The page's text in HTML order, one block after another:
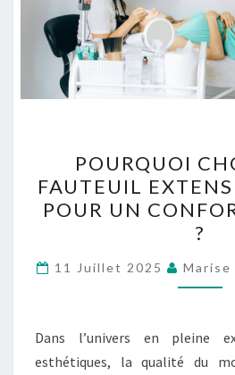
O
U
R
U
O
C
H
POURQUOI
FAUTEUIL
POUR UN
?
11 Juillet 2025 Marise
Dans l’univers en pleine
esthétiques, la qualité du